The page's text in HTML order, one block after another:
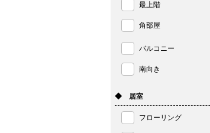
最上階
角部屋
バルコニー
南向き
◆ 居室
フローリング